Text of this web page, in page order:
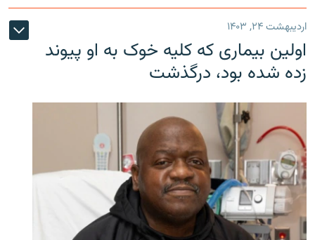
اردیبهشت ۲۴, ۱۴۰۳
اولین بیماری که کلیه خوک به او پیوند
زده شده بود، درگذشت